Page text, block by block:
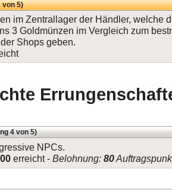
von 5)
im Zentrallager der Händler, welche
3 Goldmünzen im Vergleich zum
Shops geben.
4 von 5)
NPCs.
erreicht - Belohnung: 80